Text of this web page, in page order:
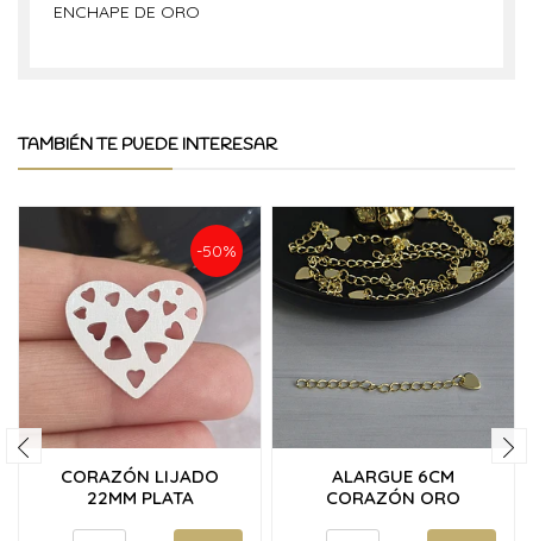
ENCHAPE DE ORO
TAMBIÉN TE PUEDE INTERESAR
-50%
CORAZÓN LIJADO
22MM PLATA
ALARGUE 6CM
CORAZÓN ORO